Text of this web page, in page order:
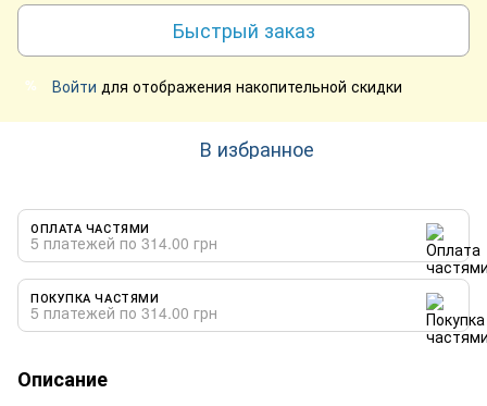
Быстрый заказ
% Войти для отображения накопительной скидки
В избранное
ОПЛАТА ЧАСТЯМИ
5 платежей по 314.00 грн
ПОКУПКА ЧАСТЯМИ
5 платежей по 314.00 грн
Описание